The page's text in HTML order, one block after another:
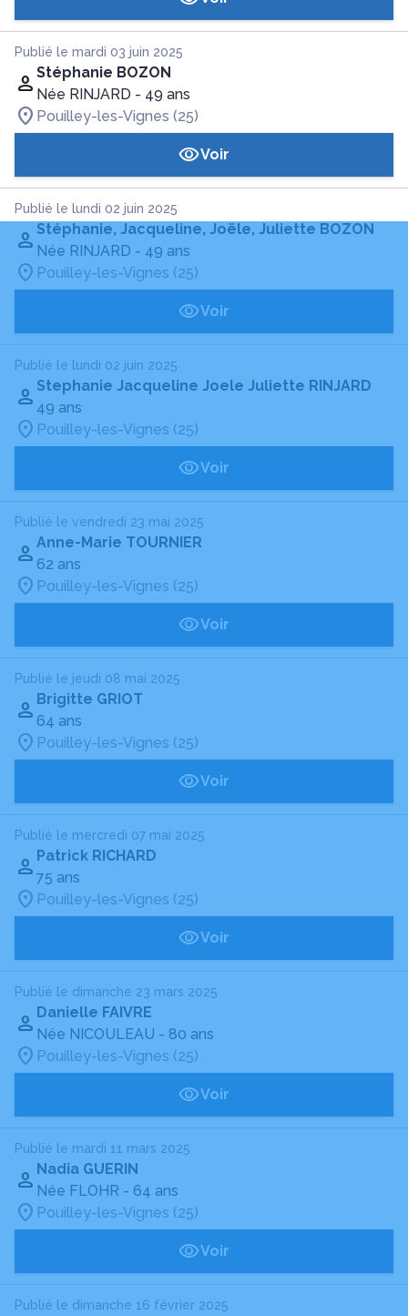
Publié le mardi 03 juin 2025
Stéphanie BOZON
Née RINJARD - 49 ans
Pouilley-les-Vignes (25)
Voir
Publié le lundi 02 juin 2025
Stéphanie, Jacqueline, Joële, Juliette BOZON
Née RINJARD - 49 ans
Pouilley-les-Vignes (25)
Voir
Publié le lundi 02 juin 2025
Stephanie Jacqueline Joele Juliette RINJARD
49 ans
Pouilley-les-Vignes (25)
Voir
Publié le vendredi 23 mai 2025
Anne-Marie TOURNIER
62 ans
Pouilley-les-Vignes (25)
Voir
Publié le jeudi 08 mai 2025
Brigitte GRIOT
64 ans
Pouilley-les-Vignes (25)
Voir
Publié le mercredi 07 mai 2025
Patrick RICHARD
75 ans
Pouilley-les-Vignes (25)
Voir
Publié le dimanche 23 mars 2025
Danielle FAIVRE
Née NICOULEAU - 80 ans
Pouilley-les-Vignes (25)
Voir
Publié le mardi 11 mars 2025
Nadia GUERIN
Née FLOHR - 64 ans
Pouilley-les-Vignes (25)
Voir
Publié le dimanche 16 février 2025